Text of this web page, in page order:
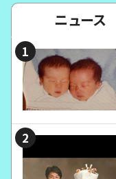
ニュース